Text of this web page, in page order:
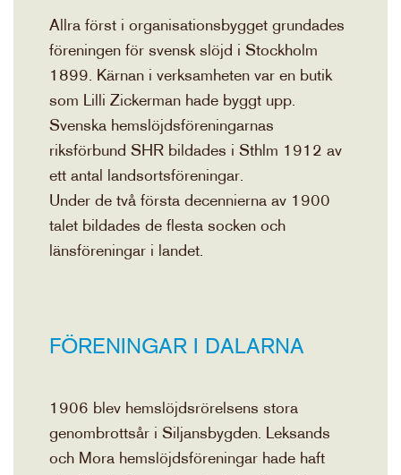
Allra först i organisationsbygget grundades
föreningen för svensk slöjd i Stockholm
1899. Kärnan i verksamheten var en butik
som Lilli Zickerman hade byggt upp.
Svenska hemslöjdsföreningarnas
riksförbund SHR bildades i Sthlm 1912 av
ett antal landsortsföreningar.
Under de två första decennierna av 1900
talet bildades de flesta socken och
länsföreningar i landet.
FÖRENINGAR I DALARNA
1906 blev hemslöjdsrörelsens stora
genombrottsår i Siljansbygden. Leksands
och Mora hemslöjdsföreningar hade haft